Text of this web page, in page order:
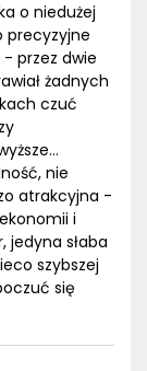
o niedużej
precyzyjne
przez dwie
żadnych
czuć
nie
atrakcyjna -
i
jedyna słaba
szybszej
się